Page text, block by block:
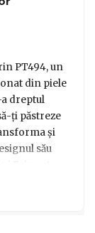
PT494, un
din piele
dreptul
ți păstreze
și
său
Erin este